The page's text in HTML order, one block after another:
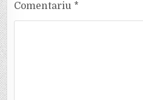
Comentariu *